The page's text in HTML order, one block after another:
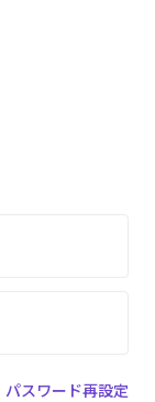
パスワード再設定